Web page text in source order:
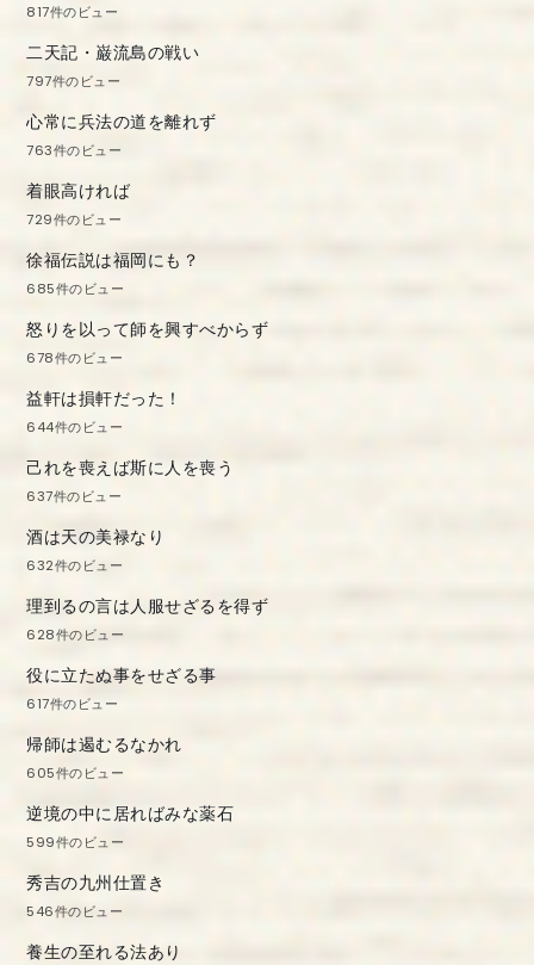
817件のビュー
二天記・巌流島の戦い
797件のビュー
心常に兵法の道を離れず
763件のビュー
着眼高ければ
729件のビュー
徐福伝説は福岡にも？
685件のビュー
怒りを以って師を興すべからず
678件のビュー
益軒は損軒だった！
644件のビュー
己れを喪えば斯に人を喪う
637件のビュー
酒は天の美禄なり
632件のビュー
理到るの言は人服せざるを得ず
628件のビュー
役に立たぬ事をせざる事
617件のビュー
帰師は遏むるなかれ
605件のビュー
逆境の中に居ればみな薬石
599件のビュー
秀吉の九州仕置き
546件のビュー
養生の至れる法あり